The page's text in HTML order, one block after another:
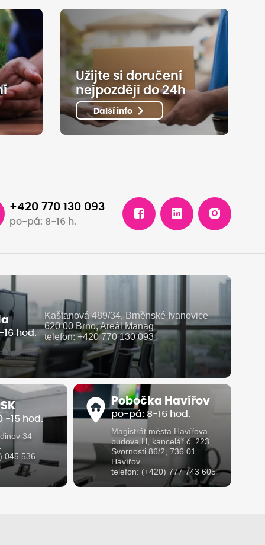
Užijte si doručení
nejpozději do 24h
Další info
+420 770 130 093
po-pá: 8-16 h.
hod.
Kaštanová 489/34, Brněnské Ivanovice
620 00 Brno, Areál Manag
telefon: +420 770 130 093
-15 hod.
34
045 536
Pobočka Havířov
po-pá: 8-16 hod.
Magistrát města Havířova
budova H, kancelář č. 223,
Svornosti 86/2, 736 01
Havířov
telefon: (+420) 777 743 605